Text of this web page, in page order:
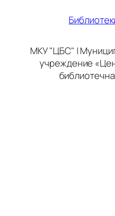
МКУ "ЦБС" |
учреждение